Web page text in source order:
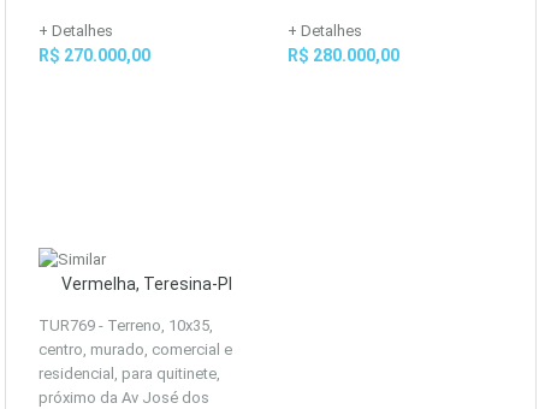
+ Detalhes
R$ 270.000,00
+ Detalhes
R$ 280.000,00
Vermelha, Teresina-PI
TUR769 - Terreno, 10x35,
centro, murado, comercial e
residencial, para quitinete,
próximo da Av José dos